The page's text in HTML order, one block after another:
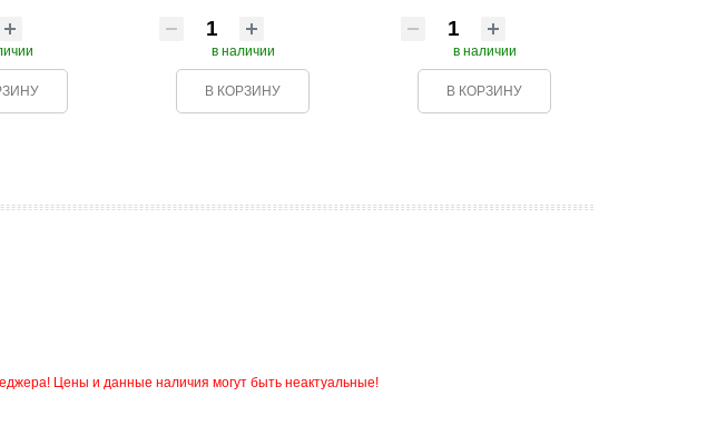
в наличии
В КОРЗИНУ
в наличии
В КОРЗИНУ
Цены и данные наличия могут быть неактуальные!